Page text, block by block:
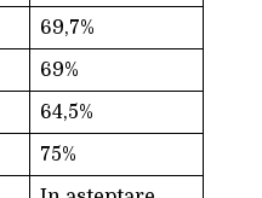
69,7%
69%
64,5%
75%